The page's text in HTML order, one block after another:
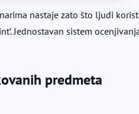
nastaje zato što ljudi
Jednostavan sistem
predmeta